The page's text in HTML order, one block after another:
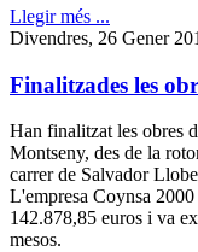
Llegir més ...
Divendres, 26 Gener
Finalitzades les
Han finalitzat les obres
Montseny, des de la
carrer de Salvador
L'empresa Coynsa
142.878,85 euros i va
mesos.